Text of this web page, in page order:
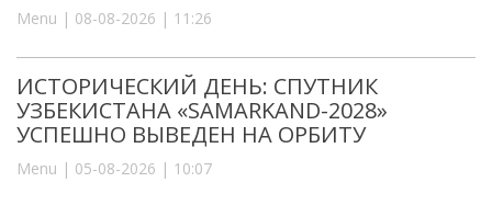
Menu | 08-08-2026 | 11:26
ИСТОРИЧЕСКИЙ ДЕНЬ: СПУТНИК
УЗБЕКИСТАНА «SAMARKAND-2028»
УСПЕШНО ВЫВЕДЕН НА ОРБИТУ
Menu | 05-08-2026 | 10:07